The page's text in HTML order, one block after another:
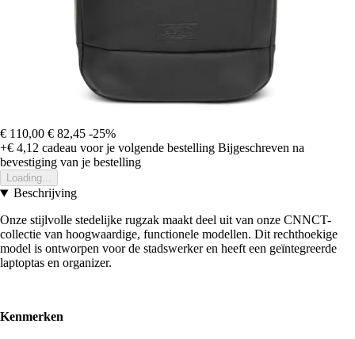
€ 110,00 € 82,45 -25%
+€ 4,12 cadeau voor je volgende bestelling Bijgeschreven na
bevestiging van je bestelling
Loading...
Beschrijving
Onze stijlvolle stedelijke rugzak maakt deel uit van onze CNNCT-
collectie van hoogwaardige, functionele modellen. Dit rechthoekige
model is ontworpen voor de stadswerker en heeft een geïntegreerde
laptoptas en organizer.
Kenmerken